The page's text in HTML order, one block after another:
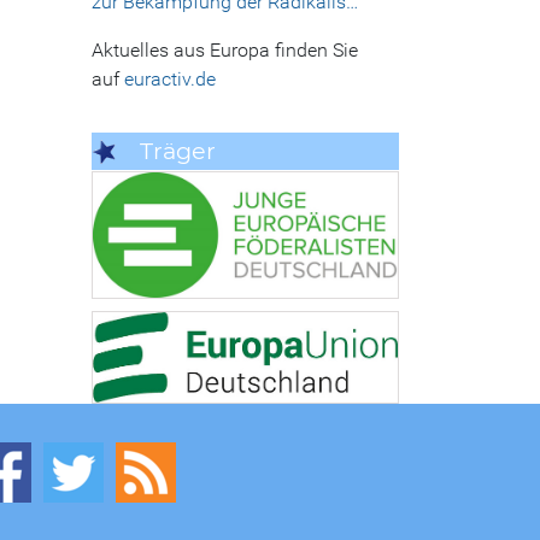
Aktuelles aus Europa finden Sie
aufeuractiv.de
Träger